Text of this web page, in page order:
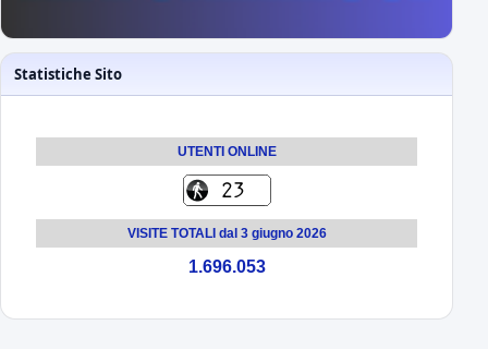
Statistiche Sito
UTENTI ONLINE
VISITE TOTALI dal 3 giugno 2026
1.696.053